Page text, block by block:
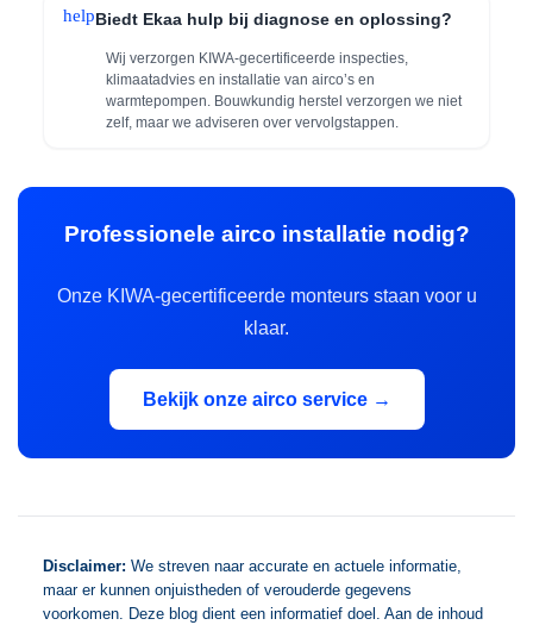
helpBiedt Ekaa hulp bij diagnose en oplossing?
Wij verzorgen KIWA-gecertificeerde inspecties,
klimaatadvies en installatie van airco’s en
warmtepompen. Bouwkundig herstel verzorgen we niet
zelf, maar we adviseren over vervolgstappen.
Professionele airco installatie nodig?
Onze KIWA-gecertificeerde monteurs staan voor u
klaar.
Bekijk onze airco service →
Disclaimer: We streven naar accurate en actuele informatie,
maar er kunnen onjuistheden of verouderde gegevens
voorkomen. Deze blog dient een informatief doel. Aan de inhoud